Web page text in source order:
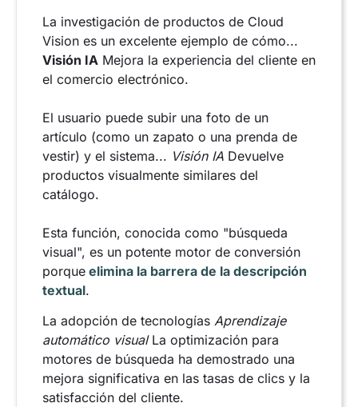
La investigación de productos de Cloud
Vision es un excelente ejemplo de cómo...
Visión IA Mejora la experiencia del cliente en
el comercio electrónico.
El usuario puede subir una foto de un
artículo (como un zapato o una prenda de
vestir) y el sistema... Visión IA Devuelve
productos visualmente similares del
catálogo.
Esta función, conocida como "búsqueda
visual", es un potente motor de conversión
porque elimina la barrera de la descripción
textual.
La adopción de tecnologías Aprendizaje
automático visualLa optimización para
motores de búsqueda ha demostrado una
mejora significativa en las tasas de clics y la
satisfacción del cliente.